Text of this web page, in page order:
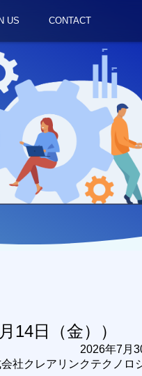
US CONTACT
14日（金））
2026年7月
社クレアリンクテクノロ